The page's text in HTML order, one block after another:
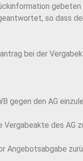
so dass
bei der
gegen den AG
Vergabeakte des AG
Angebotsabgabe